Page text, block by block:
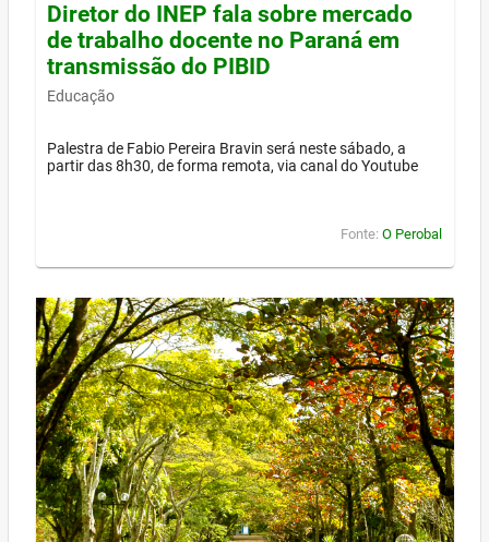
Diretor do INEP fala sobre mercado
de trabalho docente no Paraná em
transmissão do PIBID
Educação
Palestra de Fabio Pereira Bravin será neste sábado, a
partir das 8h30, de forma remota, via canal do Youtube
Fonte: O Perobal